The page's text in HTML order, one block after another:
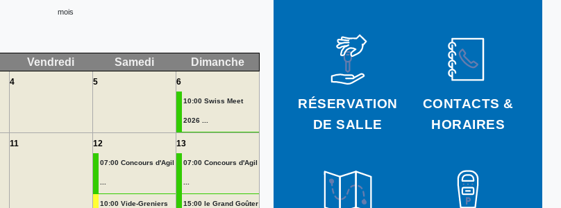
RÉSERVATION
DE SALLE
CONTACTS &
HORAIRES
mois
Vendredi Samedi Dimanche
4 5 6
10:00 Swiss Meet
2026 ...
11 12
07:00 Concours d'Agil
10:00 Vide-Greniers
13
07:00 Concours d'Agil
15:00 le Grand Goûter